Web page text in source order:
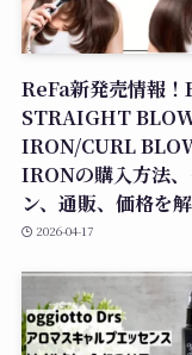
ReFa新発売情報！
STRAIGHT
IRON/CURL
IRONの購入方法
ン、通販、価格を
2026-04-17